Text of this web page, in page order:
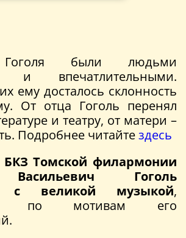
Гоголя были людьми
и впечатлительными.
ему досталось склонность
От отца Гоголь перенял
и театру, от матери –
Подробнее читайтездесь
БКЗ Томской филармонии
Гоголь
с великой музыкой,
по мотивам его